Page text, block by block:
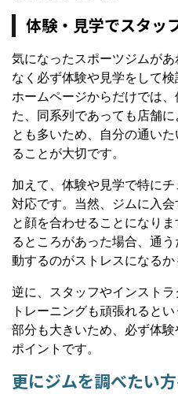
体験・見学でスタッ
気になったスポーツジムが
なく必ず体験や見学をして
ホームページからだけでは
た、同系列であっても店舗
とも多いため、自分の通い
ることが大切です。
加えて、体験や見学で特に
対応です。当然、ジムに入
と顔を合わせることになり
るところがあった場合、通
動するのがストレスになるか
逆に、スタッフやインスト
トレーニングも頑張れると
部分も大きいため、必ず体
ポイントです。
更にジムを調べたい